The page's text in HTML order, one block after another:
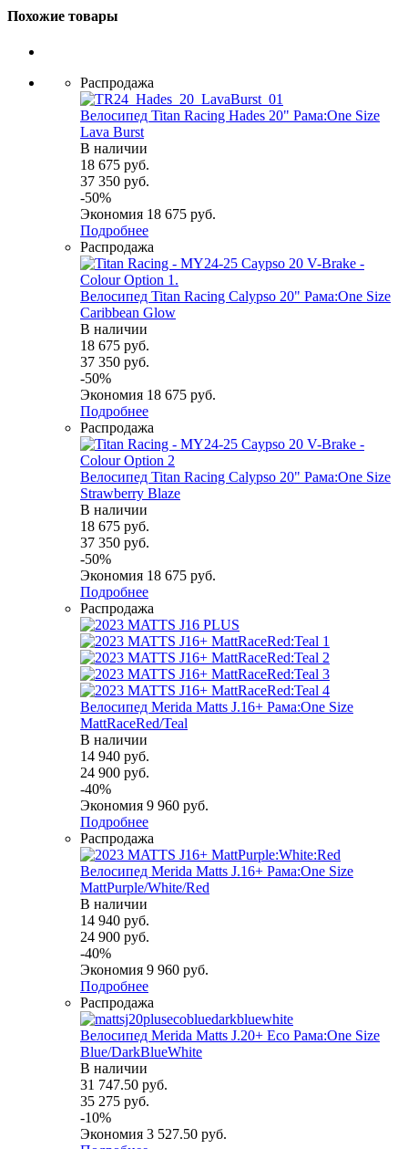
Похожие товары
Распродажа
Велосипед Titan Racing Hades 20" Рама:One Size
Lava Burst
В наличии
18 675 руб.
37 350 руб.
-50%
Экономия 18 675 руб.
Подробнее
Распродажа
Велосипед Titan Racing Calypso 20" Рама:One Size
Caribbean Glow
В наличии
18 675 руб.
37 350 руб.
-50%
Экономия 18 675 руб.
Подробнее
Распродажа
Велосипед Titan Racing Calypso 20" Рама:One Size
Strawberry Blaze
В наличии
18 675 руб.
37 350 руб.
-50%
Экономия 18 675 руб.
Подробнее
Распродажа
Велосипед Merida Matts J.16+ Рама:One Size
MattRaceRed/Teal
В наличии
14 940 руб.
24 900 руб.
-40%
Экономия 9 960 руб.
Подробнее
Распродажа
Велосипед Merida Matts J.16+ Рама:One Size
MattPurple/White/Red
В наличии
14 940 руб.
24 900 руб.
-40%
Экономия 9 960 руб.
Подробнее
Распродажа
Велосипед Merida Matts J.20+ Eco Рама:One Size
Blue/DarkBlueWhite
В наличии
31 747.50 руб.
35 275 руб.
-10%
Экономия 3 527.50 руб.